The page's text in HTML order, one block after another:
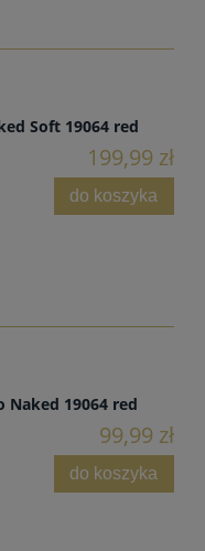
Soft 19064 red
199,99 zł
do koszyka
Naked 19064 red
99,99 zł
do koszyka